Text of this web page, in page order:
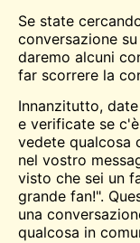
Se state
conversazione
daremo alcuni
far scorrere la
Innanzitutto,
e verificate se
vedete qualcosa
nel vostro
visto che sei un
grande fan!".
una
qualcosa in